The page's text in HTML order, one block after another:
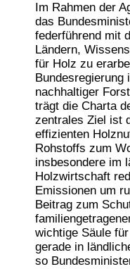
Im Rahmen der
das
federführend mit
Ländern,
für Holz zu
nachhaltiger
trägt die Charta
zentrales Ziel ist
effizienten
Rohstoffs zum
insbesondere im
Holzwirtschaft
Emissionen um
Beitrag zum
wichtige Säule
gerade in
so